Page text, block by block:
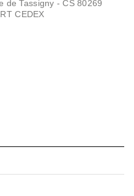
de Tassigny - CS 80269
CEDEX